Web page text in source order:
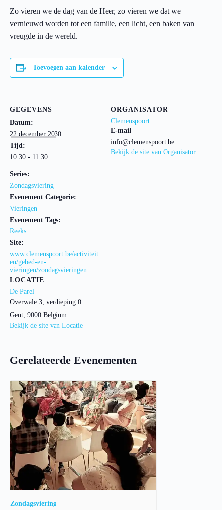
Zo vieren we de dag van de Heer, zo vieren we dat we
vernieuwd worden tot een familie, een licht, een baken van
vreugde in de wereld.
Toevoegen aan kalender
GEGEVENS
Datum:
22 december 2030
Tijd:
10:30 - 11:30
Series:
Zondagsviering
Evenement Categorie:
Vieringen
Evenement Tags:
Reeks
Site:
www.clemenspoort.be/activiteit
en/gebed-en-
vieringen/zondagsvieringen
LOCATIE
De Parel
Overwale 3, verdieping 0
Gent, 9000 Belgium
Bekijk de site van Locatie
ORGANISATOR
Clemenspoort
E-mail
info@clemenspoort.be
Bekijk de site van Organisator
Gerelateerde Evenementen
Zondagsviering